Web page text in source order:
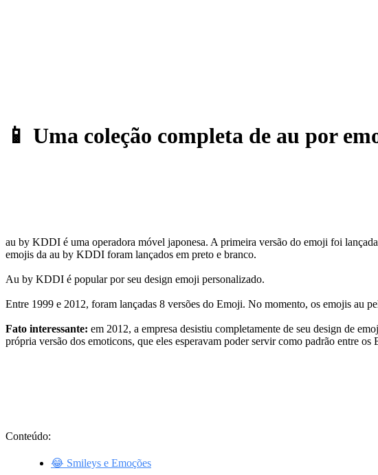
📱 Uma coleção completa de au por
au by KDDI é uma operadora móvel japonesa. A primeira versão do emoji foi
emojis da au by KDDI foram lançados em preto e branco.
Au by KDDI é popular por seu design emoji personalizado.
Entre 1999 e 2012, foram lançadas 8 versões do Emoji. No momento, os emojis au
Fato interessante: em 2012, a empresa desistiu completamente de seu design de
própria versão dos emoticons, que eles esperavam poder servir como padrão entre os
Conteúdo:
😂 Smileys e Emoções